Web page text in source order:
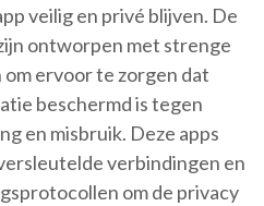
veilig en privé blijven. De
ontworpen met strenge
ervoor te zorgen dat
beschermd is tegen
en misbruik. Deze apps
verbindingen en
om de privacy